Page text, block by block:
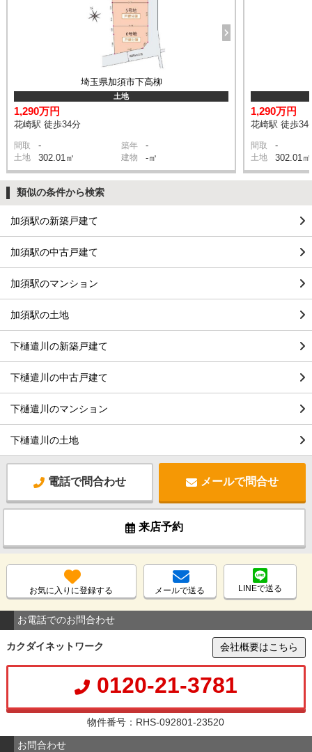
埼玉県加須市下高柳
土地
1,290万円
花崎駅 徒歩34分
間取 - 築年 -
土地 302.01㎡ 建物 -㎡
1,290万円
花崎駅 徒歩34
間取 -
土地 302.01㎡
類似の条件から検索
加須駅の新築戸建て
加須駅の中古戸建て
加須駅のマンション
加須駅の土地
下樋遣川の新築戸建て
下樋遣川の中古戸建て
下樋遣川のマンション
下樋遣川の土地
電話で問合わせ メールで問合せ
来店予約
お気に入りに登録する メールで送る LINEで送る
お電話でのお問合わせ
カクダイネットワーク 会社概要はこちら
0120-21-3781
物件番号：RHS-092801-23520
お問合わせ